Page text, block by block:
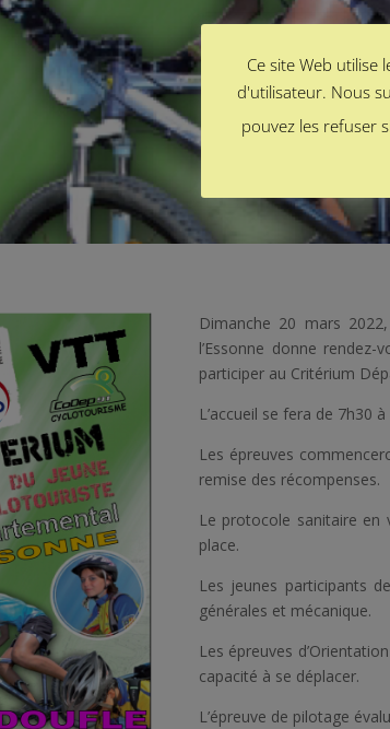
Dimanche 20 mars
l’Essonne donne
participer au Critérium
L’accueil se fera de 7h30 à
Les épreuves
remise des récompenses.
Le protocole sanitaire en
place.
Les jeunes participants
générales et mécanique.
Les épreuves
capacité à se déplacer.
L’épreuve de pilotage
Ce site Web
d'utilisateur. Nous
pouvez les refuser